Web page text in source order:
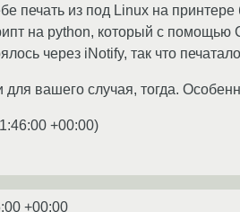
печать из под Linux на
на python, который с
через iNotify, так что
для вашего случая, тогда.
+00:00)
+00:00